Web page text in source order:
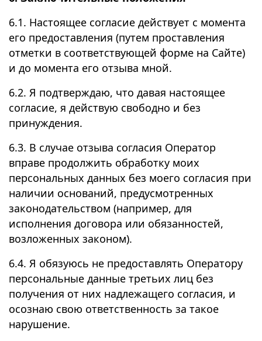
6.1. Настоящее согласие действует с момента
его предоставления (путем проставления
отметки в соответствующей форме на Сайте)
и до момента его отзыва мной.
6.2. Я подтверждаю, что давая настоящее
согласие, я действую свободно и без
принуждения.
6.3. В случае отзыва согласия Оператор
вправе продолжить обработку моих
персональных данных без моего согласия при
наличии оснований, предусмотренных
законодательством (например, для
исполнения договора или обязанностей,
возложенных законом).
6.4. Я обязуюсь не предоставлять Оператору
персональные данные третьих лиц без
получения от них надлежащего согласия, и
осознаю свою ответственность за такое
нарушение.